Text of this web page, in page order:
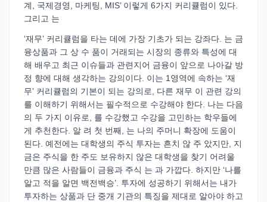
계, 국제경영, 마케팅, MIS’ 이렇게 6가지 커리큘럼이 있다.
그리고 는
‘재무’ 커리큘럼을 타는 데에 가장 기초가 되는 강좌다. 는 금
융상품과 그 상 수 품이 거래되는 시장의 종류와 특성에 대
해 배우고 최근 이슈들과 관련지어 금융이 앞으로 나아갈 방
정 향에 대해 생각하는 강의이다. 이는 1영역에 속하는 ‘재
무’ 커리큘럼의 기본이 되는 강의로, 다른 재무 이 관련 강의
를 이해하기 위해서는 필수적으로 수강해야 한다. 나는 다음
의 두 가지 이유로, 를 수강했고 수강을 고민하는 학우들에
게 추천한다. 알 려 첫 번째, 는 나의 주머니 확장에 도움이
된다. 예전에는 대학생의 주식 투자는 흔치 않 주 았지만, 지
금은 주식을 한 주도 보유하지 않은 대학생을 찾기 어려울
만큼 많은 사람들이 금융과 주식 는 과 가깝다. 하지만 ‘나를
알고 적을 알면 백전백승’. 투자에 성공하기 위해서는 내가
투자하는 상품과 단 중개 기관의 특징을 제대로 알아야 하고